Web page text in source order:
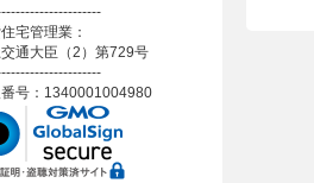
宅管理業：
交通大臣（2）第729号
号：1340001004980